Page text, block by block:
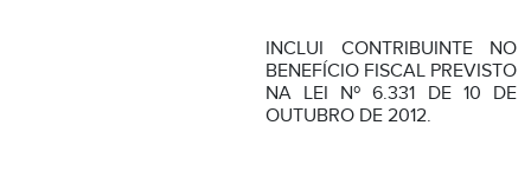
INCLUI CONTRIBUINTE NO
BENEFÍCIO FISCAL PREVISTO
NA LEI Nº 6.331 DE 10 DE
OUTUBRO DE 2012.